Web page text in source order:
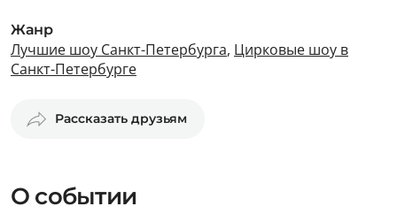
Жанр
Лучшие шоу Санкт-Петербурга, Цирковые шоу в
Санкт-Петербурге
Рассказать друзьям
О событии